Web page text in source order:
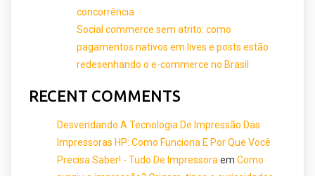
concorrência
Social commerce sem atrito: como
pagamentos nativos em lives e posts estão
redesenhando o e-commerce no Brasil
RECENT COMMENTS
Desvendando A Tecnologia De Impressão Das
Impressoras HP: Como Funciona E Por Que Você
Precisa Saber! - Tudo De Impressora em Como